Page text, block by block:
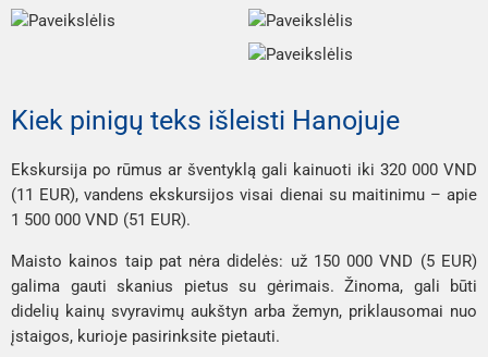
Kiek pinigų teks išleisti Hanojuje
Ekskursija po rūmus ar šventyklą gali kainuoti iki 320 000 VND
(11 EUR), vandens ekskursijos visai dienai su maitinimu – apie
1 500 000 VND (51 EUR).
Maisto kainos taip pat nėra didelės: už 150 000 VND (5 EUR)
galima gauti skanius pietus su gėrimais. Žinoma, gali būti
didelių kainų svyravimų aukštyn arba žemyn, priklausomai nuo
įstaigos, kurioje pasirinksite pietauti.